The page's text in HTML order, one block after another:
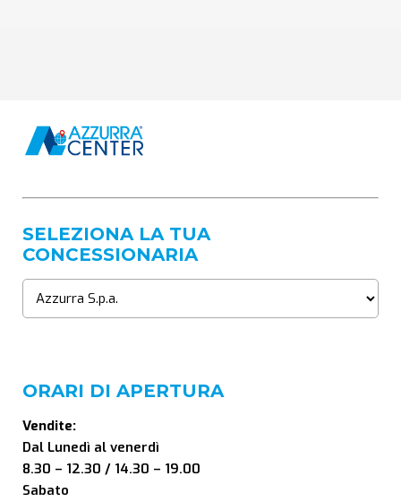
SELEZIONA LA TUA
CONCESSIONARIA
ORARI DI APERTURA
Vendite:
Dal Lunedì al venerdì
8.30 – 12.30 / 14.30 – 19.00
Sabato